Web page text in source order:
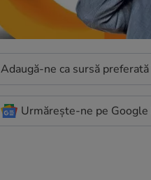
Adaugă-ne ca sursă
Urmărește-ne pe Google